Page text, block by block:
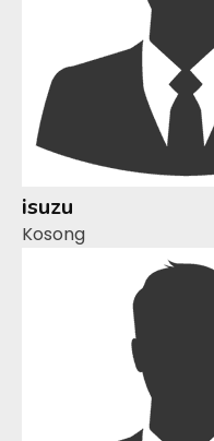
isuzu
Kosong